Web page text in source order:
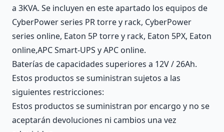
a 3KVA. Se incluyen en este apartado los equipos de
CyberPower series PR torre y rack, CyberPower
series online, Eaton 5P torre y rack, Eaton 5PX, Eaton
online,APC Smart-UPS y APC online.
Baterías de capacidades superiores a 12V / 26Ah.
Estos productos se suministran sujetos a las
siguientes restricciones:
Estos productos se suministran por encargo y no se
aceptarán devoluciones ni cambios una vez